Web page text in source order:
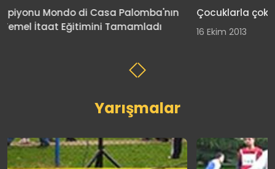
Çocuklarla çok iyi anlaşan Dark satışta
16 Ekim 2013
Yarışmalar